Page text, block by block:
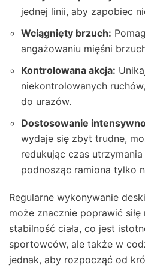
jednej linii, aby zapobiec
Wciągnięty brzuch:
angażowaniu mięśni
Kontrolowana akcja:
niekontrolowanych
do urazów.
Dostosowanie
wydaje się zbyt trudne,
redukując czas
podnosząc ramiona tylko
Regularne wykonywanie
może znacznie poprawić
stabilność ciała, co jest
sportowców, ale także w
jednak, aby rozpocząć od